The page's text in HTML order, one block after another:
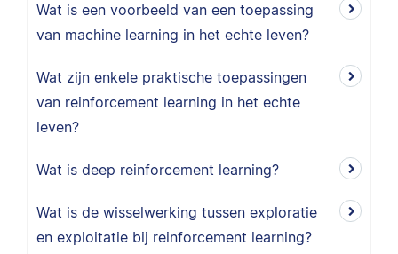
Wat is een voorbeeld van een toepassing
van machine learning in het echte leven?
Wat zijn enkele praktische toepassingen
van reinforcement learning in het echte
leven?
Wat is deep reinforcement learning?
Wat is de wisselwerking tussen exploratie
en exploitatie bij reinforcement learning?